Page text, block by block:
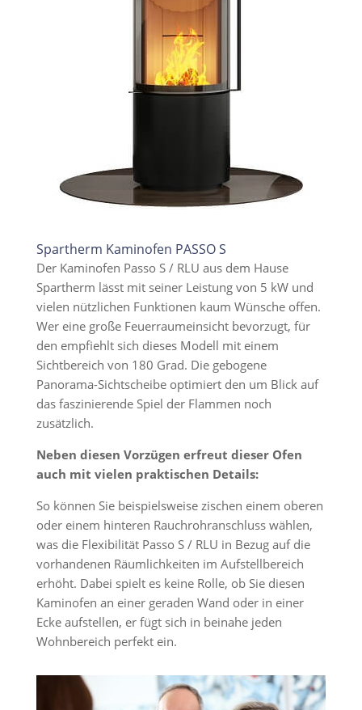
Spartherm Kaminofen PASSO S
Der Kaminofen Passo S / RLU aus dem Hause
Spartherm lässt mit seiner Leistung von 5 kW und
vielen nützlichen Funktionen kaum Wünsche offen.
Wer eine große Feuerraumeinsicht bevorzugt, für
den empfiehlt sich dieses Modell mit einem
Sichtbereich von 180 Grad. Die gebogene
Panorama-Sichtscheibe optimiert den um Blick auf
das faszinierende Spiel der Flammen noch
zusätzlich.
Neben diesen Vorzügen erfreut dieser Ofen
auch mit vielen praktischen Details:
So können Sie beispielsweise zischen einem oberen
oder einem hinteren Rauchrohranschluss wählen,
was die Flexibilität Passo S / RLU in Bezug auf die
vorhandenen Räumlichkeiten im Aufstellbereich
erhöht. Dabei spielt es keine Rolle, ob Sie diesen
Kaminofen an einer geraden Wand oder in einer
Ecke aufstellen, er fügt sich in beinahe jeden
Wohnbereich perfekt ein.